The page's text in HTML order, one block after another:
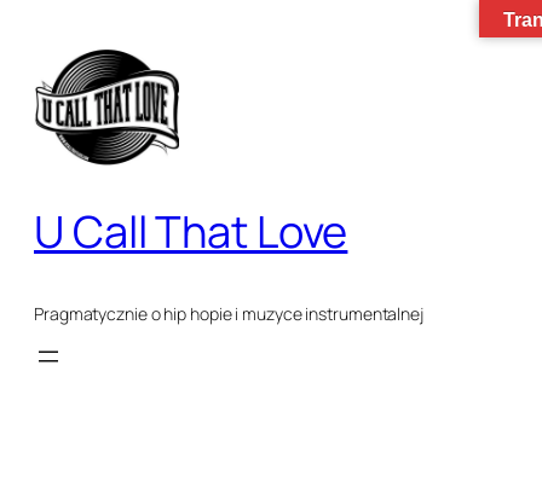
treści
U Call That Love
Pragmatycznie o hip hopie i muzyce instrumentalnej